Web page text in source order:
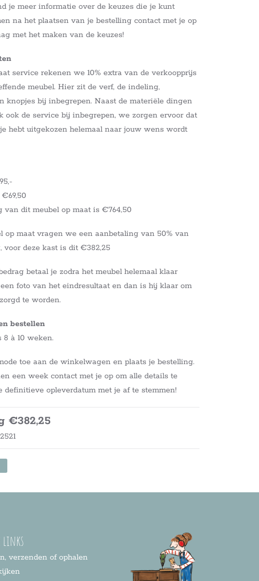
je meer informatie over de keuzes die je kunt
na het plaatsen van je bestelling contact met je op
met het maken van de keuzes!
service rekenen we 10% extra van de verkoopprijs
meubel. Hier zit de verf, de indeling,
knopjes bij inbegrepen. Naast de materiële dingen
ook de service bij inbegrepen, we zorgen ervoor dat
hebt uitgekozen helemaal naar jouw wens wordt
van dit meubel op maat is €764,50
op maat vragen we een aanbetaling van 50% van
voor deze kast is dit €382,25
betaal je zodra het meubel helemaal klaar
foto van het eindresultaat en dan is hij klaar om
te worden.
bestellen
à 10 weken.
toe aan de winkelwagen en plaats je bestelling.
een week contact met je op om alle details te
definitieve opleverdatum met je af te stemmen!
€382,25
links
verzenden of ophalen